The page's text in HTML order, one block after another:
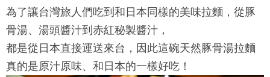
為了讓台灣旅人們吃到和日本同樣的美味拉麵，從豚
骨湯、湯頭醬汁到赤紅秘製醬汁，
都是從日本直接運送來台，因此這碗天然豚骨湯拉麵
真的是原汁原味、和日本的一樣好吃！